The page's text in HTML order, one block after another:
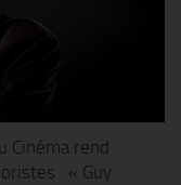
Cinéma rend
: « Guy